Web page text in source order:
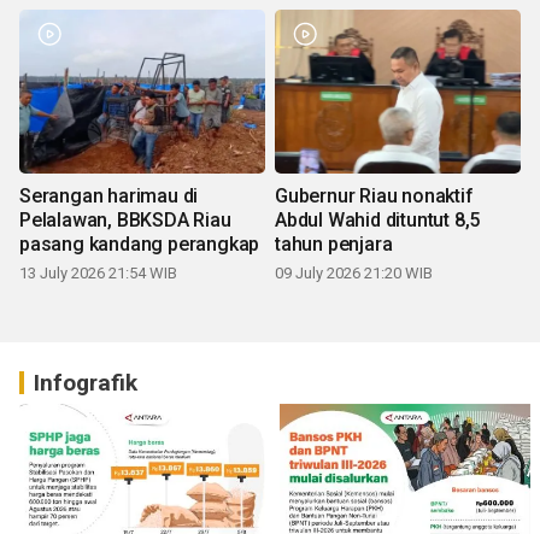
Serangan harimau di
Pelalawan, BBKSDA Riau
pasang kandang perangkap
13 July 2026 21:54 WIB
Gubernur Riau nonaktif
Abdul Wahid dituntut 8,5
tahun penjara
09 July 2026 21:20 WIB
Infografik